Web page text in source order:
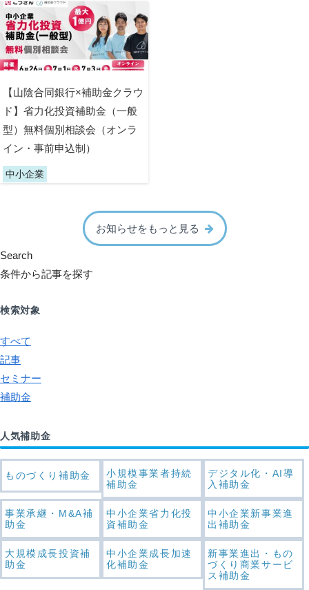
【山陰合同銀行×補助金クラウ
ド】省力化投資補助金（一般
型）無料個別相談会（オンラ
イン・事前申込制）
中小企業
お知らせをもっと見る
Search
条件から記事を探す
検索対象
すべて
記事
セミナー
補助金
人気補助金
ものづくり補助金
小規模事業者持続
補助金
デジタル化・AI導
入補助金
事業承継・M&A補
助金
中小企業省力化投
資補助金
中小企業新事業進
出補助金
大規模成長投資補
助金
中小企業成長加速
化補助金
新事業進出・もの
づくり商業サービ
ス補助金